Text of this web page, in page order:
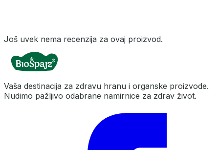
Još uvek nema recenzija za ovaj proizvod.
Vaša destinacija za zdravu hranu i organske proizvode.
Nudimo pažljivo odabrane namirnice za zdrav život.